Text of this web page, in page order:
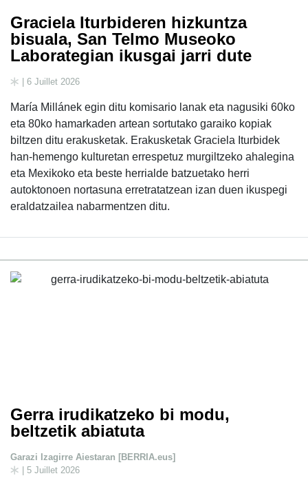
Graciela Iturbideren hizkuntza
bisuala, San Telmo Museoko
Laborategian ikusgai jarri dute
| 6 Juillet 2026
María Millánek egin ditu komisario lanak eta nagusiki 60ko
eta 80ko hamarkaden artean sortutako garaiko kopiak
biltzen ditu erakusketak. Erakusketak Graciela Iturbidek
han-hemengo kulturetan errespetuz murgiltzeko ahalegina
eta Mexikoko eta beste herrialde batzuetako herri
autoktonoen nortasuna erretratatzean izan duen ikuspegi
eraldatzailea nabarmentzen ditu.
Gerra irudikatzeko bi modu,
beltzetik abiatuta
Garazi Izagirre Aiestaran [BERRIA.eus]
| 5 Juillet 2026